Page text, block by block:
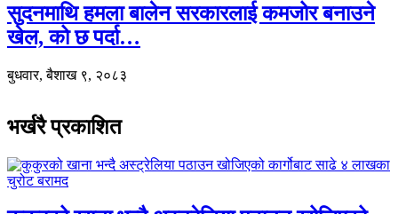
सुदनमाथि हमला बालेन सरकारलाई कमजोर बनाउने
खेल, को छ पर्दा…
बुधवार, बैशाख ९, २०८३
भर्खरै प्रकाशित